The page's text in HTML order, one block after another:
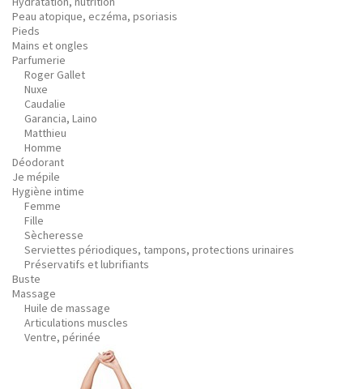
Peau atopique, eczéma, psoriasis
Pieds
Mains et ongles
Parfumerie
Roger Gallet
Nuxe
Caudalie
Garancia, Laino
Matthieu
Homme
Déodorant
Je mépile
Hygiène intime
Femme
Fille
Sècheresse
Serviettes périodiques, tampons, protections urinaires
Préservatifs et lubrifiants
Buste
Massage
Huile de massage
Articulations muscles
Ventre, périnée